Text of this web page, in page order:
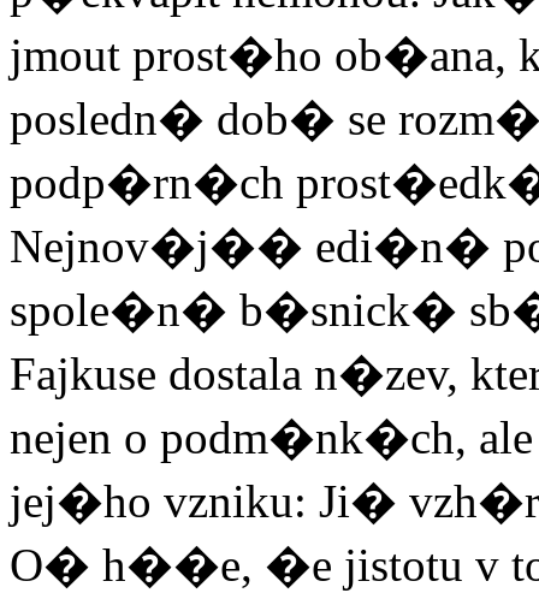
jmout prost�ho
posledn� dob� se
podp�rn�ch
Nejnov�j�� edi�n�
spole�n� b�snick�
Fajkuse dostala n�zev,
nejen o podm�nk�ch,
jej�ho vzniku: Ji�
O� h��e, �e jistotu v